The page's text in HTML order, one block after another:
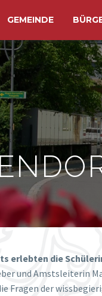
GEMEINDE
erlebten die
und Amstsleiterin
Fragen der